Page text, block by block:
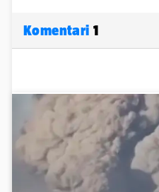
Komentari 1